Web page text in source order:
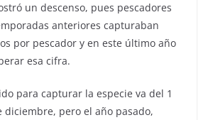
un descenso, pues pescadores
anteriores capturaban
por pescador y en este último año
esa cifra.
para capturar la especie va del 1
diciembre, pero el año pasado,